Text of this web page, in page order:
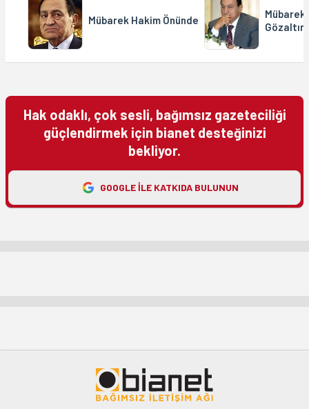
Mübarek Hakim Önünde
Mübarek
Hak odaklı, çok sesli, bağımsız gazeteciliği
güçlendirmek için bianet desteğinizi
bekliyor.
GOOGLE ILE KATKIDA BULUNUN